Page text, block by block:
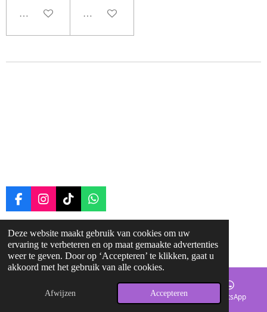
Deze website maakt gebruik van cookies om uw
ervaring te verbeteren en op maat gemaakte advertenties
weer te geven. Door op ‘Accepteren’ te klikken, gaat u
akkoord met het gebruik van alle cookies.
Afwijzen Accepteren
In winkelwagen In winkelwagen
F
e
b
o
o
I
t
a
g
r
m
T
T
o
k
W
t
s
A
p
© 2025 - 2026 ruitergroei
Powered byJouwWeb
E-mailadres Facebook WhatsApp